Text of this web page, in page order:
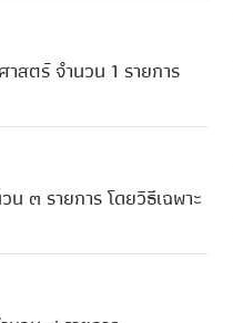
สตร์ จำนวน 1 รายการ
๓ รายการ โดยวิธีเฉพาะ